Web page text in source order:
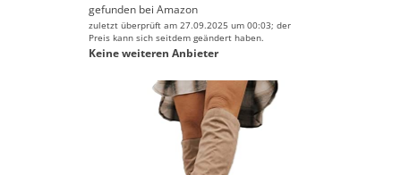
gefunden bei Amazon
zuletzt überprüft am 27.09.2025 um 00:03; der
Preis kann sich seitdem geändert haben.
Keine weiteren Anbieter